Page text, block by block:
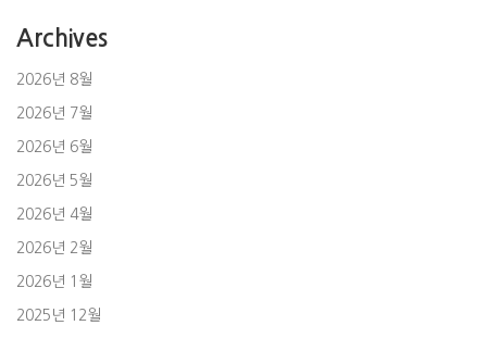
Archives
2026년 8월
2026년 7월
2026년 6월
2026년 5월
2026년 4월
2026년 2월
2026년 1월
2025년 12월